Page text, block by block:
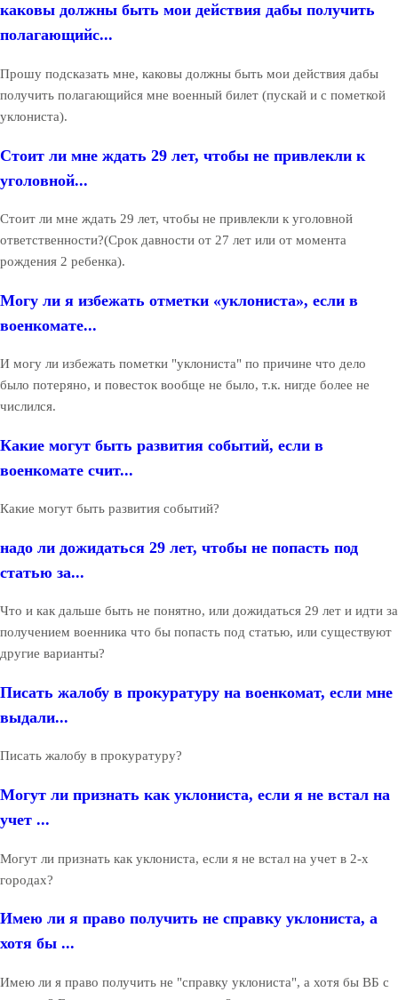
каковы должны быть мои действия дабы получить
полагающийс...
Прошу подсказать мне, каковы должны быть мои действия дабы
получить полагающийся мне военный билет (пускай и с пометкой
уклониста).
Стоит ли мне ждать 29 лет, чтобы не привлекли к
уголовной...
Стоит ли мне ждать 29 лет, чтобы не привлекли к уголовной
ответственности?(Срок давности от 27 лет или от момента
рождения 2 ребенка).
Могу ли я избежать отметки «уклониста», если в
военкомате...
И могу ли избежать пометки "уклониста" по причине что дело
было потеряно, и повесток вообще не было, т.к. нигде более не
числился.
Какие могут быть развития событий, если в
военкомате счит...
Какие могут быть развития событий?
надо ли дожидаться 29 лет, чтобы не попасть под
статью за...
Что и как дальше быть не понятно, или дожидаться 29 лет и идти за
получением военника что бы попасть под статью, или существуют
другие варианты?
Писать жалобу в прокуратуру на военкомат, если мне
выдали...
Писать жалобу в прокуратуру?
Могут ли признать как уклониста, если я не встал на
учет ...
Могут ли признать как уклониста, если я не встал на учет в 2-х
городах?
Имею ли я право получить не справку уклониста, а
хотя бы ...
Имею ли я право получить не "справку уклониста", а хотя бы ВБ с